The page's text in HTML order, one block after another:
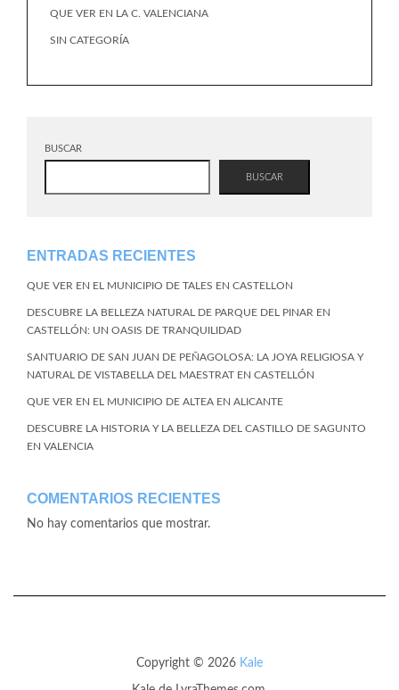
QUE VER EN LA C. VALENCIANA
SIN CATEGORÍA
BUSCAR
BUSCAR
ENTRADAS RECIENTES
QUE VER EN EL MUNICIPIO DE TALES EN CASTELLON
DESCUBRE LA BELLEZA NATURAL DE PARQUE DEL PINAR EN
CASTELLÓN: UN OASIS DE TRANQUILIDAD
SANTUARIO DE SAN JUAN DE PEÑAGOLOSA: LA JOYA RELIGIOSA Y
NATURAL DE VISTABELLA DEL MAESTRAT EN CASTELLÓN
QUE VER EN EL MUNICIPIO DE ALTEA EN ALICANTE
DESCUBRE LA HISTORIA Y LA BELLEZA DEL CASTILLO DE SAGUNTO
EN VALENCIA
COMENTARIOS RECIENTES
No hay comentarios que mostrar.
Copyright © 2026 Kale